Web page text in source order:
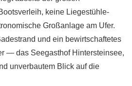
keine Liegestühle-
Großanlage am Ufer.
und ein bewirtschaftetes
— das Seegasthof Hintersteinsee,
unverbautem Blick auf die